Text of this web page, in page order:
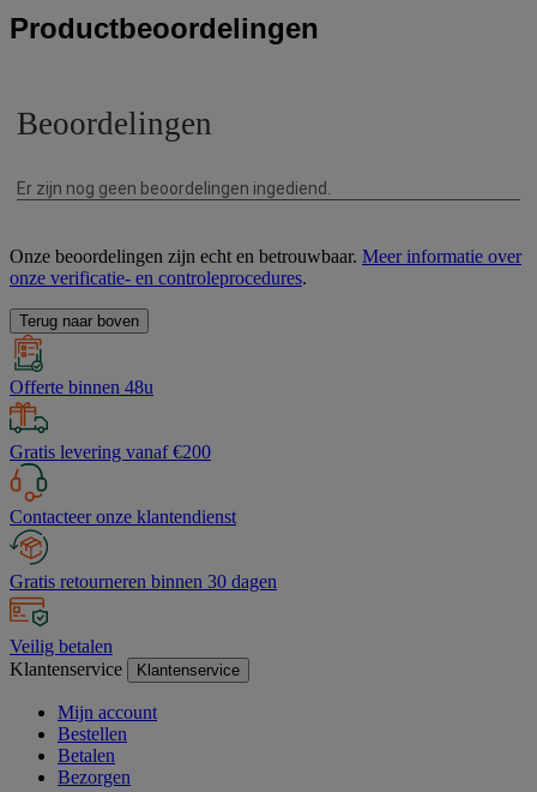
Productbeoordelingen
Onze beoordelingen zijn echt en betrouwbaar. Meer informatie over
onze verificatie- en controleprocedures.
Terug naar boven
Offerte binnen 48u
Gratis levering vanaf €200
Contacteer onze klantendienst
Gratis retourneren binnen 30 dagen
Veilig betalen
Klantenservice
Klantenservice
Mijn account
Bestellen
Betalen
Bezorgen